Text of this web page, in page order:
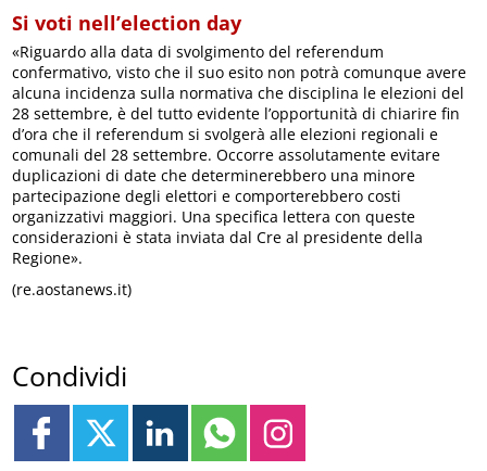
Si voti nell’election day
«Riguardo alla data di svolgimento del referendum
confermativo, visto che il suo esito non potrà comunque avere
alcuna incidenza sulla normativa che disciplina le elezioni del
28 settembre, è del tutto evidente l’opportunità di chiarire fin
d’ora che il referendum si svolgerà alle elezioni regionali e
comunali del 28 settembre. Occorre assolutamente evitare
duplicazioni di date che determinerebbero una minore
partecipazione degli elettori e comporterebbero costi
organizzativi maggiori. Una specifica lettera con queste
considerazioni è stata inviata dal Cre al presidente della
Regione».
(re.aostanews.it)
Condividi